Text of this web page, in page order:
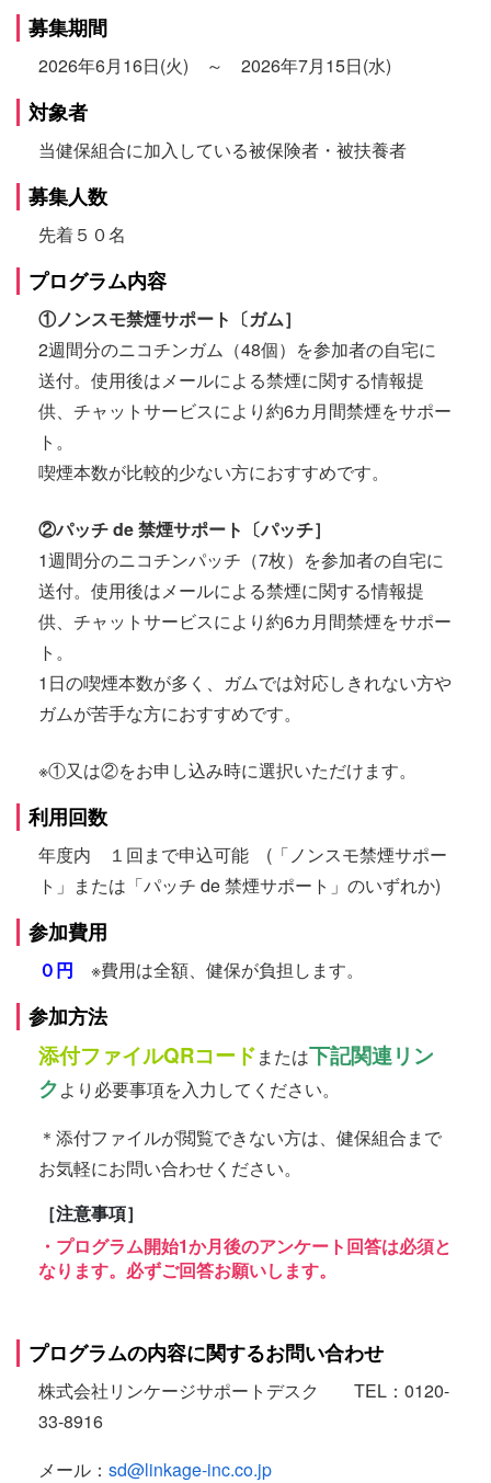
募集期間
2026年6月16日(火) ～ 2026年7月15日(水)
対象者
当健保組合に加入している被保険者・被扶養者
募集人数
先着５０名
プログラム内容
①ノンスモ禁煙サポート〔ガム］
2週間分のニコチンガム（48個）を参加者の自宅に
送付。使用後はメールによる禁煙に関する情報提
供、チャットサービスにより約6カ月間禁煙をサポー
ト。
喫煙本数が比較的少ない方におすすめです。
②パッチ de 禁煙サポート〔パッチ］
1週間分のニコチンパッチ（7枚）を参加者の自宅に
送付。使用後はメールによる禁煙に関する情報提
供、チャットサービスにより約6カ月間禁煙をサポー
ト。
1日の喫煙本数が多く、ガムでは対応しきれない方や
ガムが苦手な方におすすめです。
※①又は②をお申し込み時に選択いただけます。
利用回数
年度内 １回まで申込可能 (「ノンスモ禁煙サポー
ト」または「パッチ de 禁煙サポート」のいずれか)
参加費用
０円 ※費用は全額、健保が負担します。
参加方法
添付ファイルQRコードまたは下記関連リン
クより必要事項を入力してください。
＊添付ファイルが閲覧できない方は、健保組合まで
お気軽にお問い合わせください。
［注意事項］
・プログラム開始1か月後のアンケート回答は必須と
なります。必ずご回答お願いします。
プログラムの内容に関するお問い合わせ
株式会社リンケージサポートデスク TEL：0120-
33-8916
メール： sd@linkage-inc.co.jp